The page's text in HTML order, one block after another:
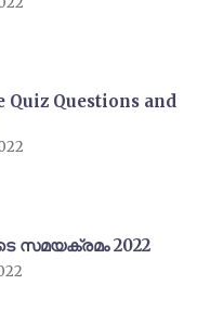
Quiz Questions and
സമയക്രമം 2022